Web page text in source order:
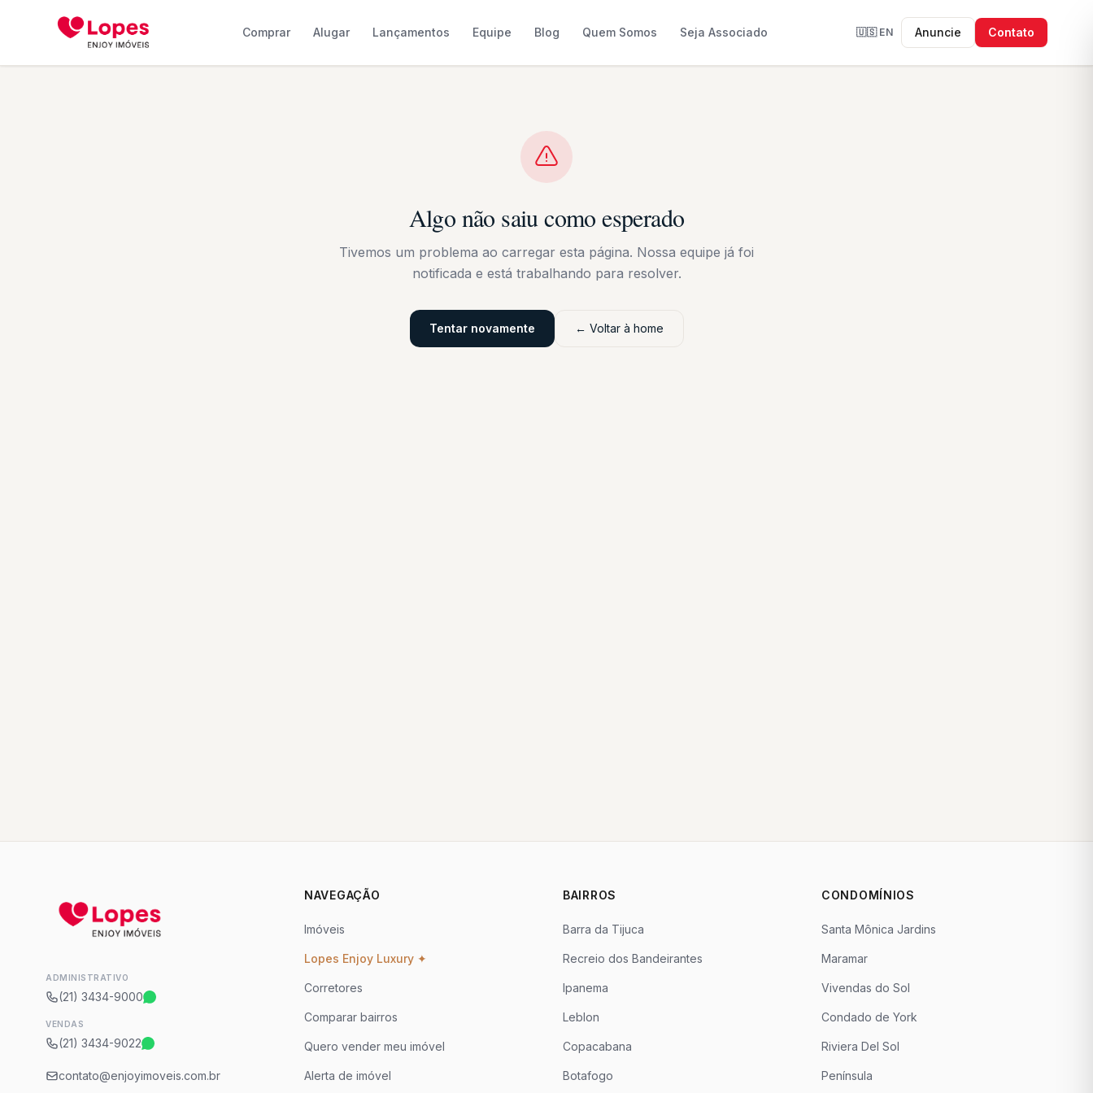
Comprar Alugar Lançamentos Equipe Blog Quem Somos Seja Associado 🇺🇸 EN Anuncie Contato
Algo não saiu como esperado
Tivemos um problema ao carregar esta página. Nossa equipe já foi
notificada e está trabalhando para resolver.
Tentar novamente ← Voltar à home
ADMINISTRATIVO
(21) 3434-9000
VENDAS
(21) 3434-9022
contato@enjoyimoveis.com.br
NAVEGAÇÃO
Imóveis
Lopes Enjoy Luxury ✦
Corretores
Comparar bairros
Quero vender meu imóvel
Alerta de imóvel
BAIRROS
Barra da Tijuca
Recreio dos Bandeirantes
Ipanema
Leblon
Copacabana
Botafogo
CONDOMÍNIOS
Santa Mônica Jardins
Maramar
Vivendas do Sol
Condado de York
Riviera Del Sol
Península